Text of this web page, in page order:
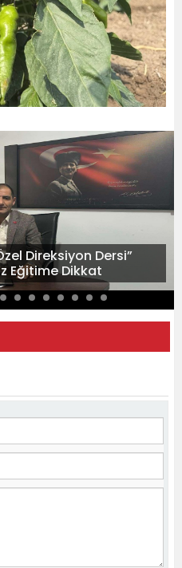
Direksiyon Dersi”
Eğitime Dikkat